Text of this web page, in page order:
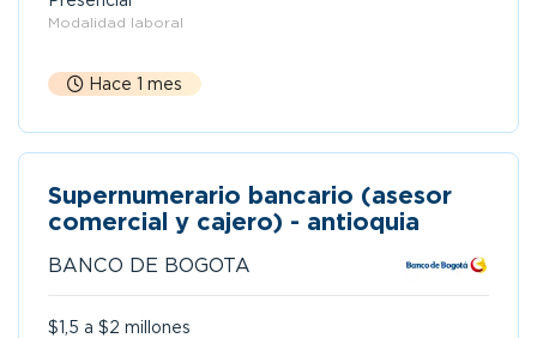
Modalidad laboral
Hace 1 mes
Supernumerario bancario (asesor
comercial y cajero) - antioquia
BANCO DE BOGOTA
$1,5 a $2 millones